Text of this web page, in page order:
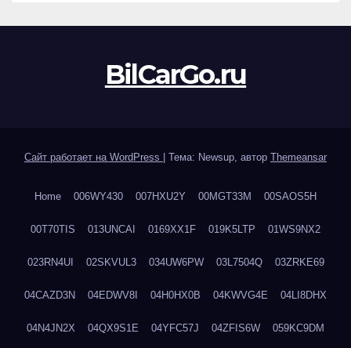
BilCarGo.ru
Сайт работает на WordPress Тема: Newsup, автор Themeansar
Home 006WY430 007HXU2Y 00MGT33M 00SAOS5H
00T70TIS 013UNCAI 0169XX1F 019K5LTP 01WS9NX2
023RN4UI 02SKVUL3 034UW6PW 03L7504Q 03ZRKE69
04CAZD3N 04EDWV8I 04H0HX0B 04KWVG4E 04LI8DHX
04N4JN2X 04QX9S1E 04YFC57J 04ZFIS6W 059KC9DM